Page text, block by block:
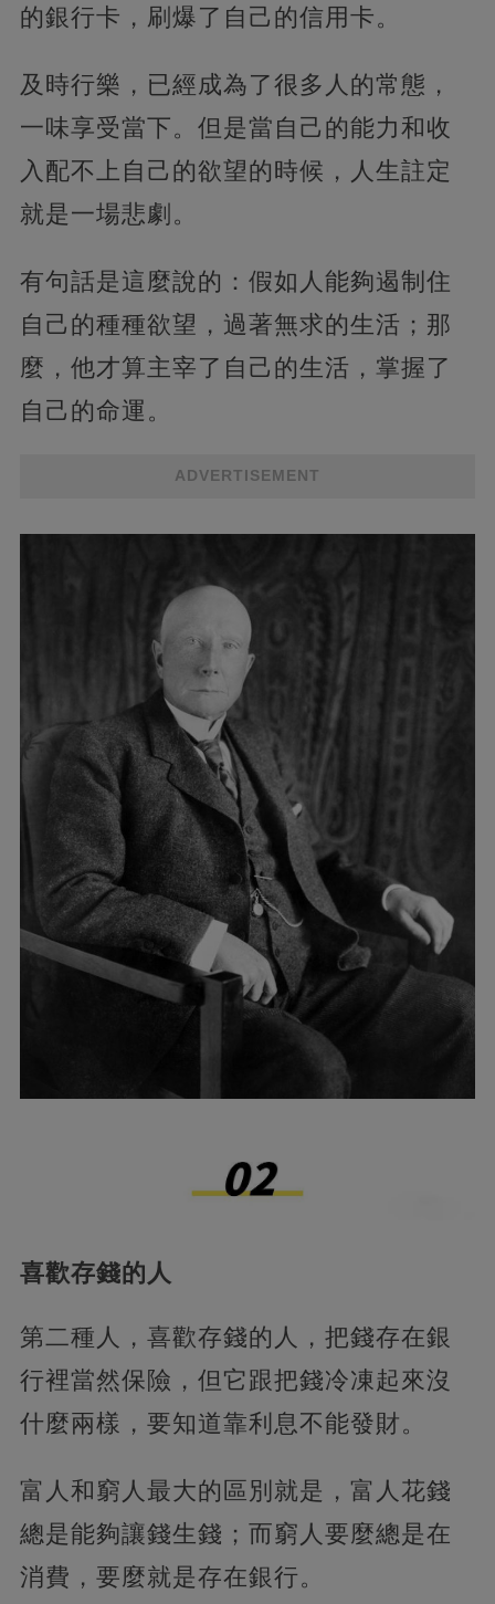
的銀行卡，刷爆了自己的信用卡。
及時行樂，已經成為了很多人的常態，
一味享受當下。但是當自己的能力和收
入配不上自己的欲望的時候，人生註定
就是一場悲劇。
有句話是這麼說的：假如人能夠遏制住
自己的種種欲望，過著無求的生活；那
麼，他才算主宰了自己的生活，掌握了
自己的命運。
ADVERTISEMENT
喜歡存錢的人
第二種人，喜歡存錢的人，把錢存在銀
行裡當然保險，但它跟把錢冷凍起來沒
什麼兩樣，要知道靠利息不能發財。
富人和窮人最大的區別就是，富人花錢
總是能夠讓錢生錢；而窮人要麼總是在
消費，要麼就是存在銀行。